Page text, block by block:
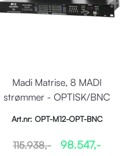
Madi Matrise, 8 MADI
strømmer - OPTISK/BNC
Art.nr: OPT-M12-OPT-BNC
115.938,- 98.547,-